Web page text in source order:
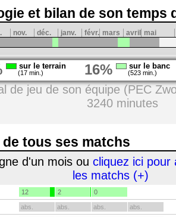
et bilan de son temps
nov. déc. janv. févr. mars avril mai
sur le terrain
(17 min.) 16% sur le banc
(523 min.)
de jeu de son équipe (PEC
3240 minutes
tous ses matchs
d'un mois ou cliquez ici pour
les matchs (+)
12 2 0
abs. abs. abs. abs.